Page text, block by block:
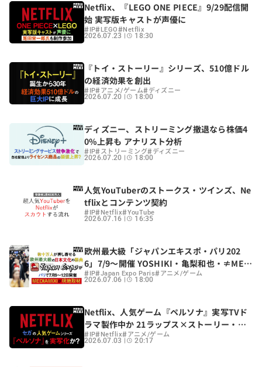
Netflix、『LEGO ONE PIECE』9/29配信開
始 実写版キャストが声優に
#IP#LEGO#Netflix
2026.07.23 18:30
『トイ・ストーリー』シリーズ、510億ドル
の経済効果を創出
#IP#アニメ/ゲーム#ディズニー
2026.07.20 18:00
ディズニー、ストリーミング撤退なら株価4
0%上昇も アナリスト分析
#IP#ストリーミング#ディズニー
2026.07.20 18:00
人気YouTuberのストークス・ツインズ、Ne
tflixとコンテンツ契約
#IP#Netflix#YouTube
2026.07.16 16:35
欧州最大級「ジャパンエキスポ・パリ202
6」7/9〜開催 YOSHIKI・亀梨和也・≠ME・
板垣恵介ら豪華ゲストが25周年祝う
#IP#Japan Expo Paris#アニメ/ゲーム
2026.07.06 18:00
Netflix、人気ゲーム『ペルソナ』実写TVド
ラマ製作中か 21ラップス×ストーリー・キ
ッチン制作
#IP#Netflix#アニメ/ゲーム
2026.07.03 20:17